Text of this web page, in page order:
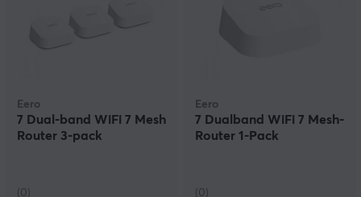
Eero
7 Dual-band WiFi 7 Mesh
Router 3-pack
(0)
Eero
7 Dualband WiFi 7 Mesh-
Router 1-Pack
(0)